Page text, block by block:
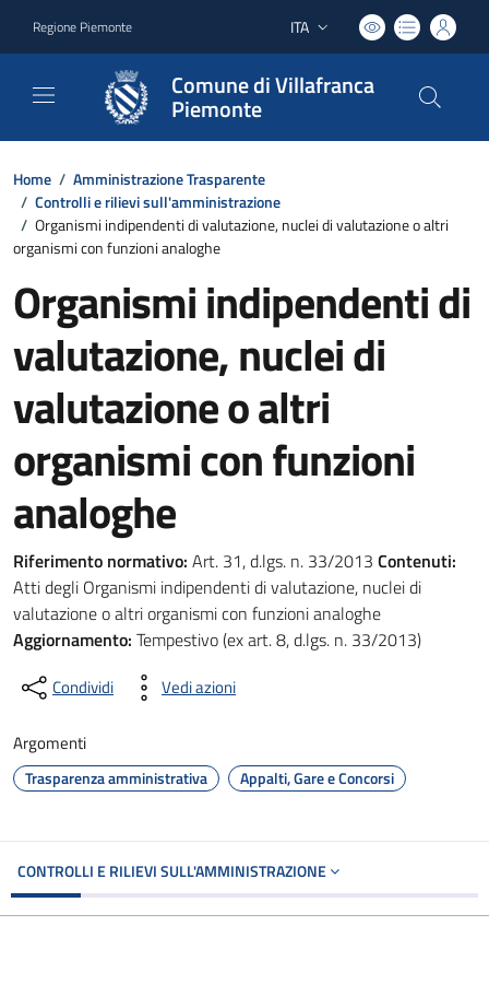
Regione Piemonte Lingua attiva:
ITA
Comune di Villafranca
Piemonte
Home / Amministrazione Trasparente
/ Controlli e rilievi sull'amministrazione
/ Organismi indipendenti di valutazione, nuclei di valutazione o altri
organismi con funzioni analoghe
Organismi indipendenti di
valutazione, nuclei di
valutazione o altri
organismi con funzioni
analoghe
Riferimento normativo: Art. 31, d.lgs. n. 33/2013 Contenuti:
Atti degli Organismi indipendenti di valutazione, nuclei di
valutazione o altri organismi con funzioni analoghe
Aggiornamento: Tempestivo (ex art. 8, d.lgs. n. 33/2013)
Condividi Vedi azioni
Argomenti
Trasparenza amministrativa Appalti, Gare e Concorsi
CONTROLLI E RILIEVI SULL'AMMINISTRAZIONE